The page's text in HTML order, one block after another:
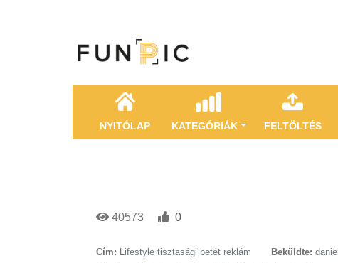
NYITÓLAP KATEGÓRIÁK FELTÖLTÉS
40573 0
Cím: Lifestyle tisztasági betét reklám Beküldte: daniel